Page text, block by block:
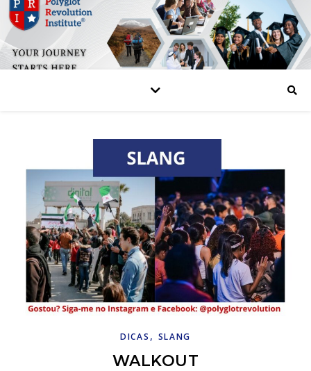
DICAS , SLANG
WALKOUT